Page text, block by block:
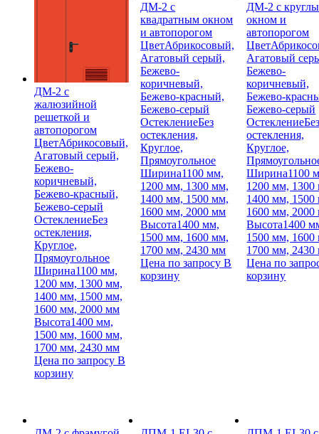
ДМ-2 с
жалюзийной
решеткой и
автопорогом
ЦветАбрикосовый,
Агатовый серый,
Бежево-
коричневый,
Бежево-красный,
Бежево-серый
ОстеклениеБез
остекления,
Круглое,
Прямоугольное
Ширина1100 мм,
1200 мм, 1300 мм,
1400 мм, 1500 мм,
1600 мм, 2000 мм
Высота1400 мм,
1500 мм, 1600 мм,
1700 мм, 2430 мм
Цена по запросу В
корзину
ДМ-2 с
квадратным окном
и автопорогом
ЦветАбрикосовый,
Агатовый серый,
Бежево-
коричневый,
Бежево-красный,
Бежево-серый
ОстеклениеБез
остекления,
Круглое,
Прямоугольное
Ширина1100 мм,
1200 мм, 1300 мм,
1400 мм, 1500 мм,
1600 мм, 2000 мм
Высота1400 мм,
1500 мм, 1600 мм,
1700 мм, 2430 мм
Цена по запросу В
корзину
ДМ-2 с
окном и
автопорогом
Цвет
Агатовый
Бежево-
коричневый,
Бежево-
Бежево-серый
Остекление
остекления,
Круглое,
Ширина1100
1200 мм, 1300
1400 мм, 1500
1600 мм,
Высота1400
1500 мм, 1600
1700 мм,
Цена по
корзину